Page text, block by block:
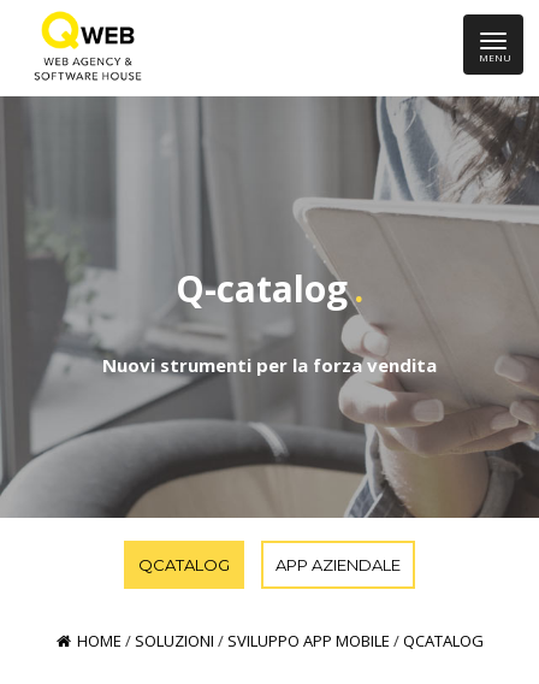
MENU
Q-catalog
Nuovi strumenti per la forza vendita
QCATALOG APP AZIENDALE
HOME / SOLUZIONI / SVILUPPO APP MOBILE /QCATALOG